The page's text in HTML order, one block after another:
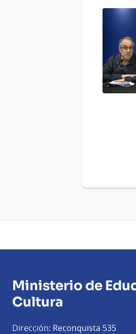
Ministerio de
Cultura
Dirección: Reconquista 535